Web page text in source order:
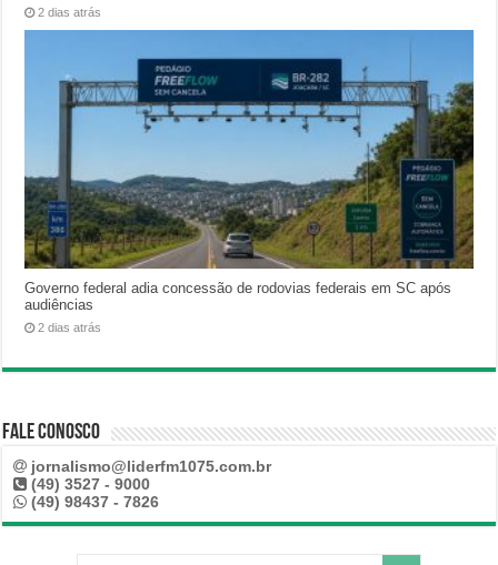
2 dias atrás
Governo federal adia concessão de rodovias federais em SC após
audiências
2 dias atrás
Fale Conosco
jornalismo@liderfm1075.com.br
(49) 3527 - 9000
(49) 98437 - 7826